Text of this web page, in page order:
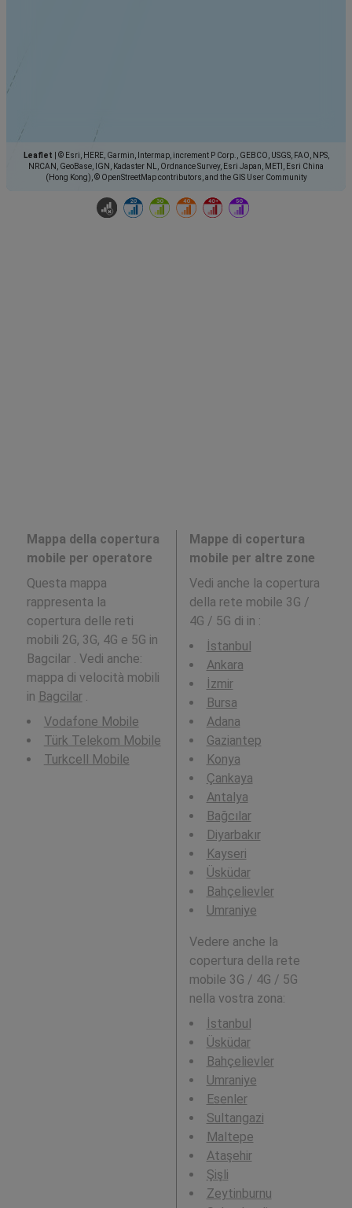
Leaflet
© Esri, HERE, Garmin, Intermap, increment P Corp., GEBCO, USGS, FAO, NPS,
NRCAN, GeoBase, IGN, Kadaster NL, Ordnance Survey, Esri Japan, METI, Esri China
(Hong Kong), © OpenStreetMap contributors, and the GIS User Community
Mappa della copertura
mobile per operatore
Questa mappa
rappresenta la
copertura delle reti
mobili 2G, 3G, 4G e 5G in
Bagcilar . Vedi anche:
mappa di velocità mobili
in Bagcilar.
Vodafone Mobile
Türk Telekom Mobile
Turkcell Mobile
Mappe di copertura
mobile per altre zone
Vedi anche la copertura
della rete mobile 3G /
4G / 5G di in :
İstanbul
Ankara
İzmir
Bursa
Adana
Gaziantep
Konya
Çankaya
Antalya
Bağcılar
Diyarbakır
Kayseri
Üsküdar
Bahçelievler
Umraniye
Vedere anche la
copertura della rete
mobile 3G / 4G / 5G
nella vostra zona:
İstanbul
Üsküdar
Bahçelievler
Umraniye
Esenler
Sultangazi
Maltepe
Ataşehir
Şişli
Zeytinburnu